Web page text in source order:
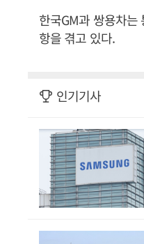
한국GM과 쌍용차는
항을 겪고 있다.
인기기사